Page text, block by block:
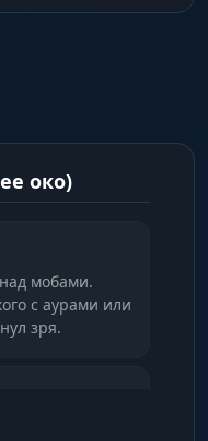
око)
мобами.
с аурами или
зря.
при входе.